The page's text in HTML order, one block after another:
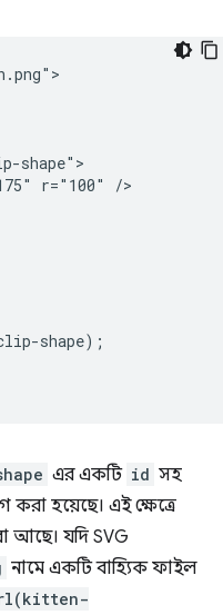
shape">
r="100" />
shape);
এর একটি id সহ
করা হয়েছে। এই ক্ষেত্রে
আছে। যদি SVG
নামে একটি বাহ্যিক ফাইল